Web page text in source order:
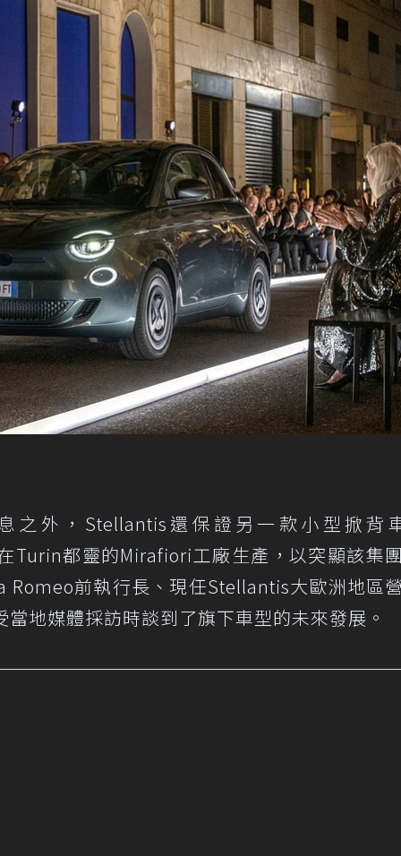
之外，Stellantis還保證另一款小型掀背
Turin都靈的Mirafiori工廠生產，以突顯該集
Romeo前執行長、現任Stellantis大歐洲地區
地媒體採訪時談到了旗下車型的未來發展。